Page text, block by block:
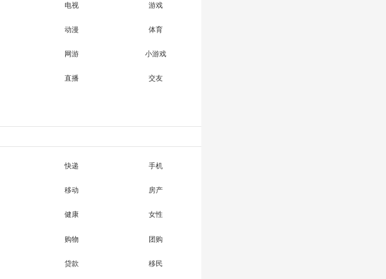
电视 游戏
动漫 体育
网游 小游戏
直播 交友
快递 手机
移动 房产
健康 女性
购物 团购
贷款 移民